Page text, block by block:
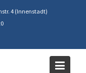
4 (Innenstadt)